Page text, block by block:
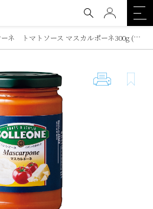
ソース マスカルポーネ300g (SOLLEONE Sugo Pomodoro al Mascarpone300g)